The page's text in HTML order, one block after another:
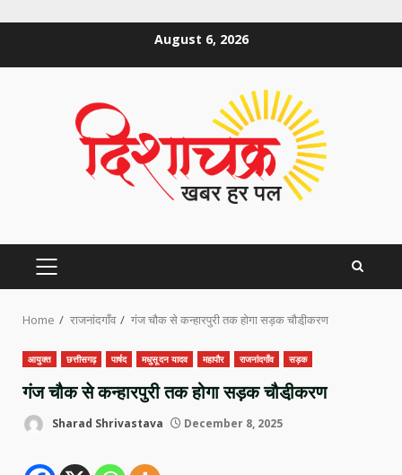
August 6, 2026
PRIMARY
Home राजनांदगाँव गंज चौक से कन्हारपुरी तक होगा सड़क चौडी़करण
आयुक्त छत्तीसगढ़ पार्षद मधुसूदन यादव महापौर राजनांदगाँव सड़क
गंज चौक से कन्हारपुरी तक होगा सड़क चौडी़करण
Sharad Shrivastava December 8, 2025